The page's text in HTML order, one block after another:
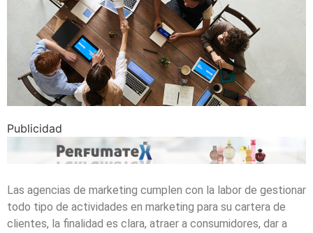
Publicidad
Las agencias de marketing cumplen con la labor de gestionar
todo tipo de actividades en marketing para su cartera de
clientes, la finalidad es clara, atraer a consumidores, dar a